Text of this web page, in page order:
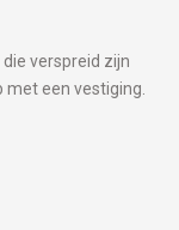
verspreid zijn
met een vestiging.